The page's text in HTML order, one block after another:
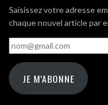
Saisissez votre adresse
chaque nouvel article par
nom@gmail.com
JE M'ABONNE